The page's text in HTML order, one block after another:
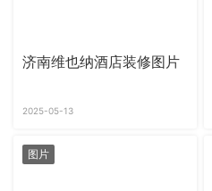
济南维也纳酒店装修图片
2025-05-13
图片